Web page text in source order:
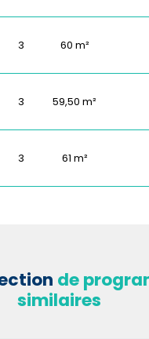
3 60 m²
3 59,50 m²
3 61 m²
de
similaires